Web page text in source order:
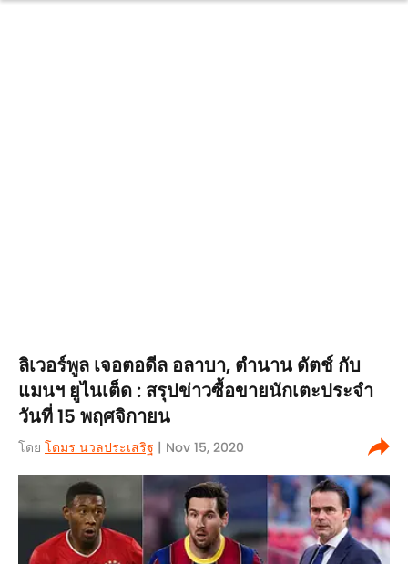
ลิเวอร์พูล เจอตอดีล อลาบา, ตำนาน ดัตช์ กับ
แมนฯ ยูไนเต็ด : สรุปข่าวซื้อขายนักเตะประจำ
วันที่ 15 พฤศจิกายน
โดย โตมร นวลประเสริฐ | Nov 15, 2020